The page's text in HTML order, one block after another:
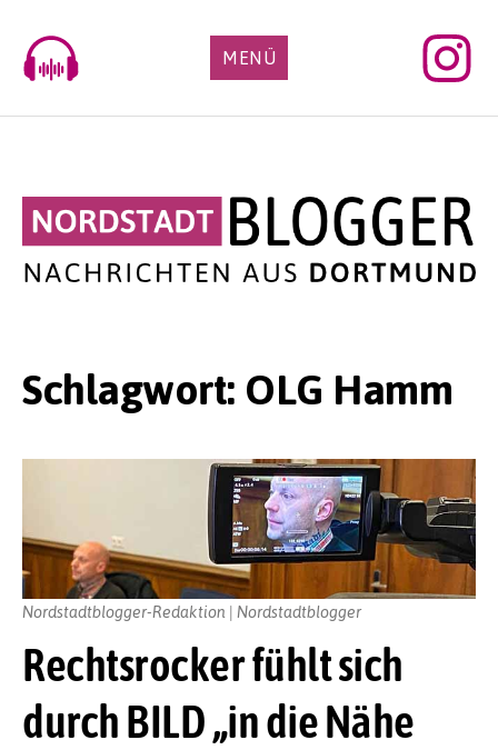
content
MENÜ
Schlagwort: OLG Hamm
Rechtsrocker fühlt sich
durch BILD „in die Nähe
Nordstadtblogger-Redaktion | Nordstadtblogger